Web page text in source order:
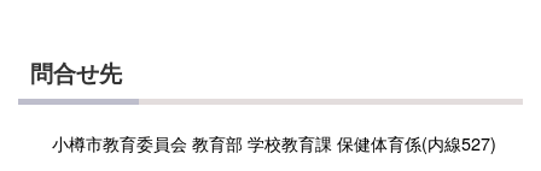
問合せ先
小樽市教育委員会 教育部 学校教育課 保健体育係(内線527)